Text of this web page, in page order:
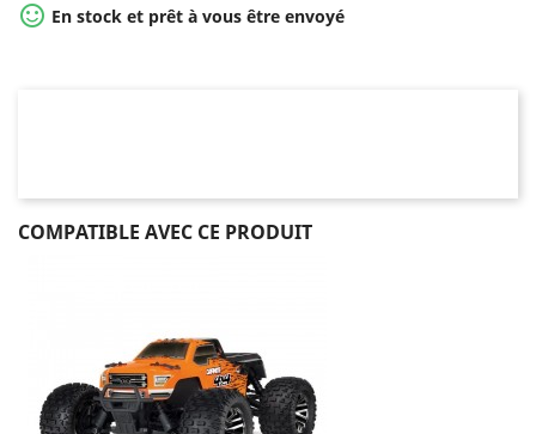
 En stock et prêt à vous être envoyé
COMPATIBLE AVEC CE PRODUIT